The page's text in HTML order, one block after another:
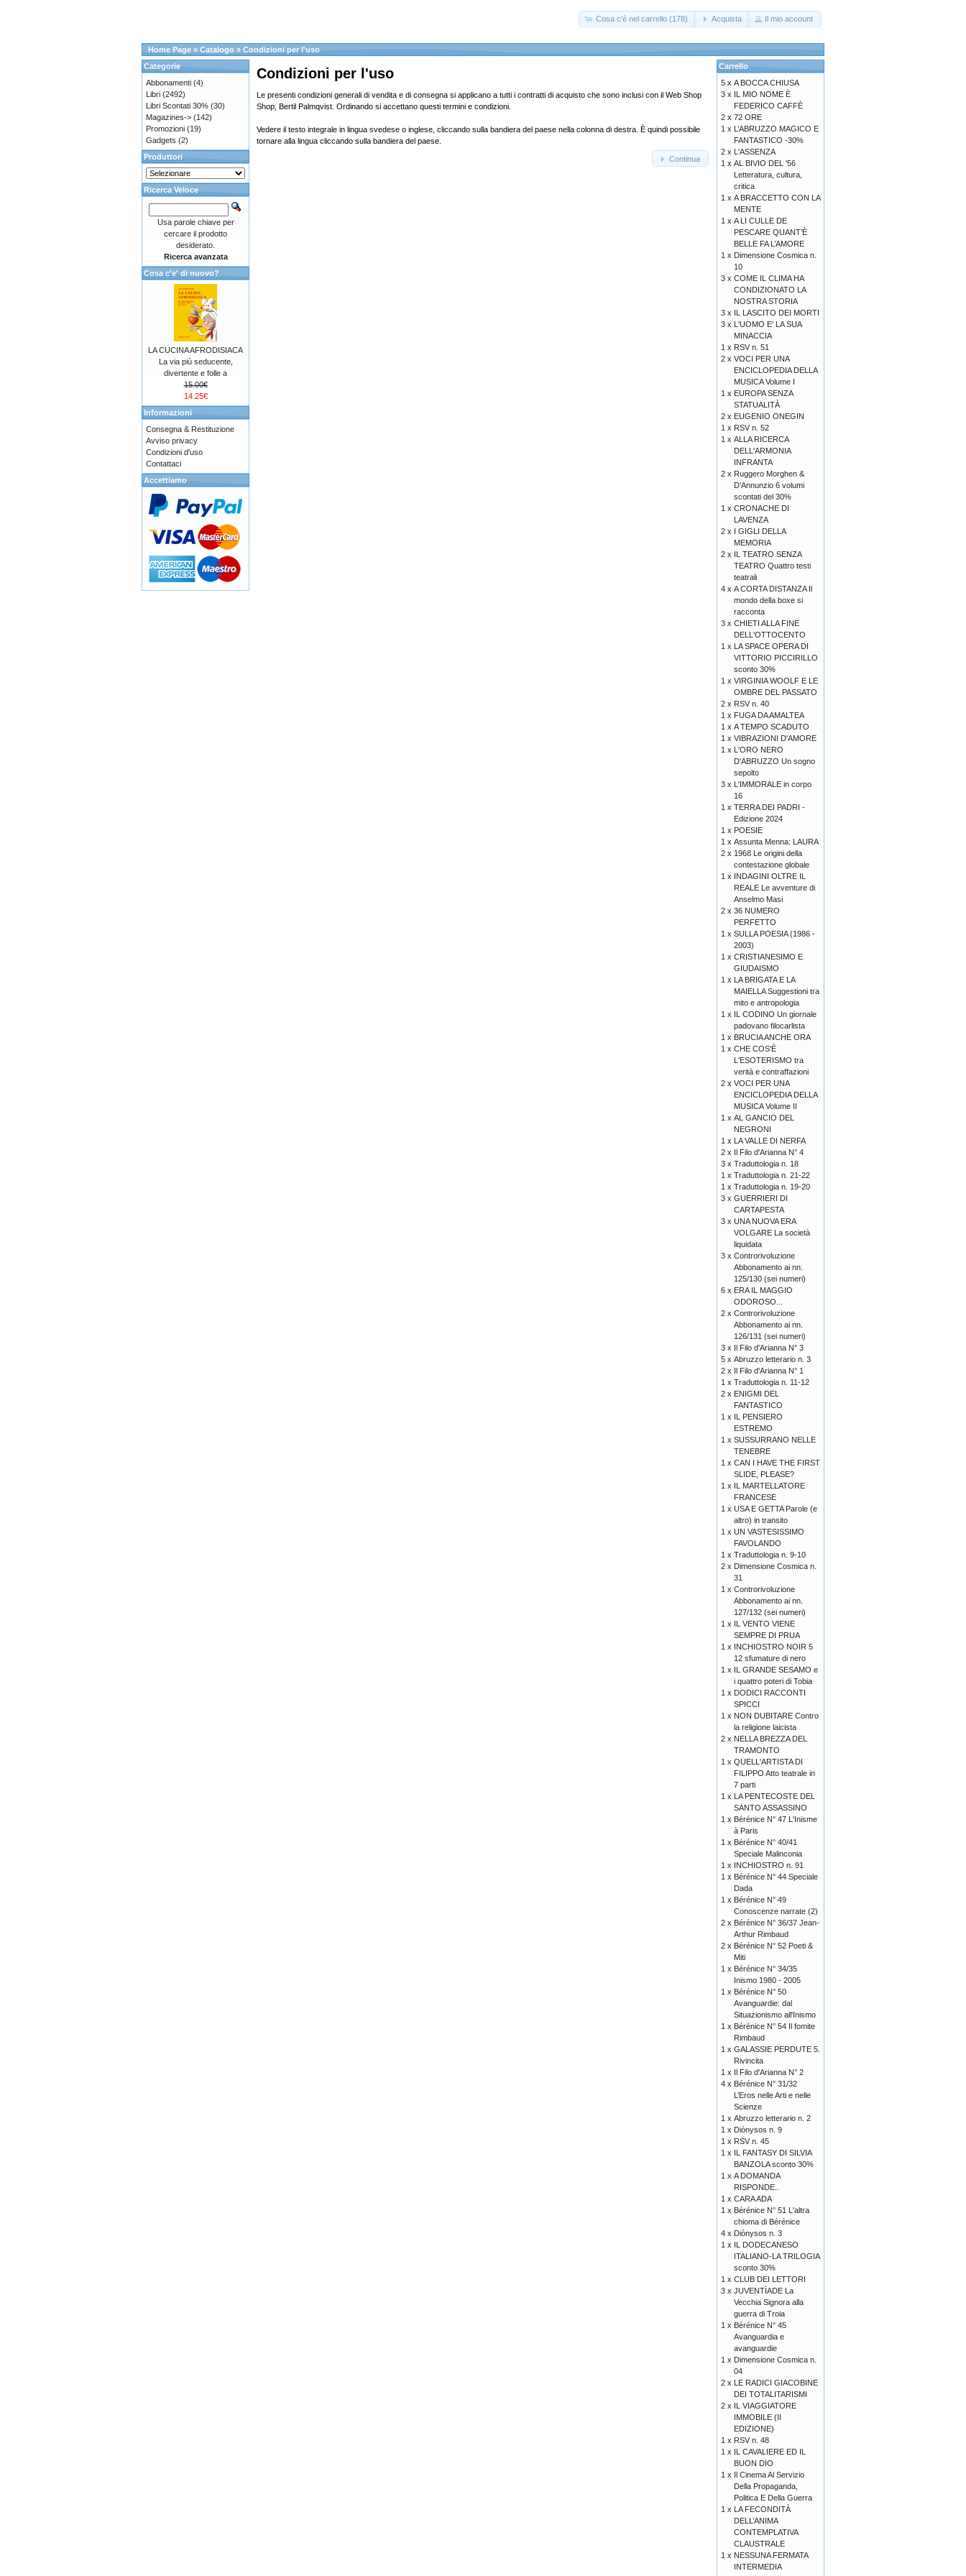
Cosa c'è nel carrello (178) Acquista Il mio account
Home Page » Catalogo » Condizioni per l'uso
Condizioni per l'uso
Le presenti condizioni generali di vendita e di consegna si applicano a tutti i contratti di acquisto che sono inclusi con il Web Shop
Shop, Bertil Palmqvist. Ordinando si accettano questi termini e condizioni.
Vedere il testo integrale in lingua svedese o inglese, cliccando sulla bandiera del paese nella colonna di destra. È quindi possibile
tornare alla lingua cliccando sulla bandiera del paese.
Continua
Categorie
Abbonamenti (4)
Libri (2492)
Libri Scontati 30% (30)
Magazines-> (142)
Promozioni (19)
Gadgets (2)
Produttori
Ricerca Veloce
Usa parole chiave per
cercare il prodotto
desiderato.
Ricerca avanzata
Cosa c'e' di nuovo?
LA CUCINA AFRODISIACA
La via più seducente,
divertente e folle a
15.00€
14.25€
Informazioni
Consegna & Restituzione
Avviso privacy
Condizioni d'uso
Contattaci
Accettiamo
Carrello
5 x A BOCCA CHIUSA
3 x IL MIO NOME È
FEDERICO CAFFÈ
2 x 72 ORE
1 x L’ABRUZZO MAGICO E
FANTASTICO -30%
2 x L'ASSENZA
1 x AL BIVIO DEL '56
Letteratura, cultura,
critica
1 x A BRACCETTO CON LA
MENTE
1 x A LI CULLE DE
PESCARE QUANT’È
BELLE FA L’AMORE
1 x Dimensione Cosmica n.
10
3 x COME IL CLIMA HA
CONDIZIONATO LA
NOSTRA STORIA
3 x IL LASCITO DEI MORTI
3 x L'UOMO E' LA SUA
MINACCIA
1 x RSV n. 51
2 x VOCI PER UNA
ENCICLOPEDIA DELLA
MUSICA Volume I
1 x EUROPA SENZA
STATUALITÀ
2 x EUGENIO ONEGIN
1 x RSV n. 52
1 x ALLA RICERCA
DELL'ARMONIA
INFRANTA
2 x Ruggero Morghen &
D’Annunzio 6 volumi
scontati del 30%
1 x CRONACHE DI
LAVENZA
2 x I GIGLI DELLA
MEMORIA
2 x IL TEATRO SENZA
TEATRO Quattro testi
teatrali
4 x A CORTA DISTANZA Il
mondo della boxe si
racconta
3 x CHIETI ALLA FINE
DELL'OTTOCENTO
1 x LA SPACE OPERA DI
VITTORIO PICCIRILLO
sconto 30%
1 x VIRGINIA WOOLF E LE
OMBRE DEL PASSATO
2 x RSV n. 40
1 x FUGA DA AMALTEA
1 x A TEMPO SCADUTO
1 x VIBRAZIONI D'AMORE
1 x L'ORO NERO
D'ABRUZZO Un sogno
sepolto
3 x L'IMMORALE in corpo
16
1 x TERRA DEI PADRI -
Edizione 2024
1 x POESIE
1 x Assunta Menna: LAURA
2 x 1968 Le origini della
contestazione globale
1 x INDAGINI OLTRE IL
REALE Le avventure di
Anselmo Masi
2 x 36 NUMERO
PERFETTO
1 x SULLA POESIA (1986 -
2003)
1 x CRISTIANESIMO E
GIUDAISMO
1 x LA BRIGATA E LA
MAIELLA Suggestioni tra
mito e antropologia
1 x IL CODINO Un giornale
padovano filocarlista
1 x BRUCIA ANCHE ORA
1 x CHE COS'È
L'ESOTERISMO tra
verità e contraffazioni
2 x VOCI PER UNA
ENCICLOPEDIA DELLA
MUSICA Volume II
1 x AL GANCIO DEL
NEGRONI
1 x LA VALLE DI NERFA
2 x Il Filo d'Arianna N° 4
3 x Traduttologia n. 18
1 x Traduttologia n. 21-22
1 x Traduttologia n. 19-20
3 x GUERRIERI DI
CARTAPESTA
3 x UNA NUOVA ERA
VOLGARE La società
liquidata
3 x Controrivoluzione
Abbonamento ai nn.
125/130 (sei numeri)
6 x ERA IL MAGGIO
ODOROSO...
2 x Controrivoluzione
Abbonamento ai nn.
126/131 (sei numeri)
3 x Il Filo d'Arianna N° 3
5 x Abruzzo letterario n. 3
2 x Il Filo d'Arianna N° 1
1 x Traduttologia n. 11-12
2 x ENIGMI DEL
FANTASTICO
1 x IL PENSIERO
ESTREMO
1 x SUSSURRANO NELLE
TENEBRE
1 x CAN I HAVE THE FIRST
SLIDE, PLEASE?
1 x IL MARTELLATORE
FRANCESE
1 x USA E GETTA Parole (e
altro) in transito
1 x UN VASTESISSIMO
FAVOLANDO
1 x Traduttologia n. 9-10
2 x Dimensione Cosmica n.
31
1 x Controrivoluzione
Abbonamento ai nn.
127/132 (sei numeri)
1 x IL VENTO VIENE
SEMPRE DI PRUA
1 x INCHIOSTRO NOIR 5
12 sfumature di nero
1 x IL GRANDE SESAMO e
i quattro poteri di Tobia
1 x DODICI RACCONTI
SPICCI
1 x NON DUBITARE Contro
la religione laicista
2 x NELLA BREZZA DEL
TRAMONTO
1 x QUELL'ARTISTA DI
FILIPPO Atto teatrale in
7 parti
1 x LA PENTECOSTE DEL
SANTO ASSASSINO
1 x Bérénice N° 47 L'Inisme
à Paris
1 x Bérénice N° 40/41
Speciale Malinconia
1 x INCHIOSTRO n. 91
1 x Bérénice N° 44 Speciale
Dada
1 x Bérénice N° 49
Conoscenze narrate (2)
2 x Bérénice N° 36/37 Jean-
Arthur Rimbaud
2 x Bérénice N° 52 Poeti &
Miti
1 x Bérénice N° 34/35
Inismo 1980 - 2005
1 x Bérénice N° 50
Avanguardie: dal
Situazionismo all'Inismo
1 x Bérénice N° 54 Il fomite
Rimbaud
1 x GALASSIE PERDUTE 5.
Rivincita
1 x Il Filo d'Arianna N° 2
4 x Bérénice N° 31/32
L’Eros nelle Arti e nelle
Scienze
1 x Abruzzo letterario n. 2
1 x Diònysos n. 9
1 x RSV n. 45
1 x IL FANTASY DI SILVIA
BANZOLA sconto 30%
1 x A DOMANDA
RISPONDE..
1 x CARA ADA
1 x Bérénice N° 51 L'altra
chioma di Bérénice
4 x Diònysos n. 3
1 x IL DODECANESO
ITALIANO-LA TRILOGIA
sconto 30%
1 x CLUB DEI LETTORI
3 x JUVENTÌADE La
Vecchia Signora alla
guerra di Troia
1 x Bérénice N° 45
Avanguardia e
avanguardie
1 x Dimensione Cosmica n.
04
2 x LE RADICI GIACOBINE
DEI TOTALITARISMI
2 x IL VIAGGIATORE
IMMOBILE (II
EDIZIONE)
1 x RSV n. 48
1 x IL CAVALIERE ED IL
BUON DIO
1 x Il Cinema Al Servizio
Della Propaganda,
Politica E Della Guerra
1 x LA FECONDITÀ
DELL’ANIMA
CONTEMPLATIVA
CLAUSTRALE
1 x NESSUNA FERMATA
INTERMEDIA